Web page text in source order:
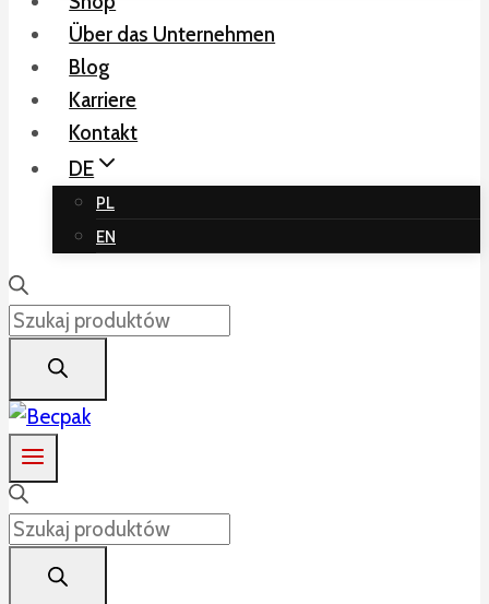
Über das Unternehmen
Blog
Karriere
Kontakt
DE
PL
EN
Products
search
Products
search